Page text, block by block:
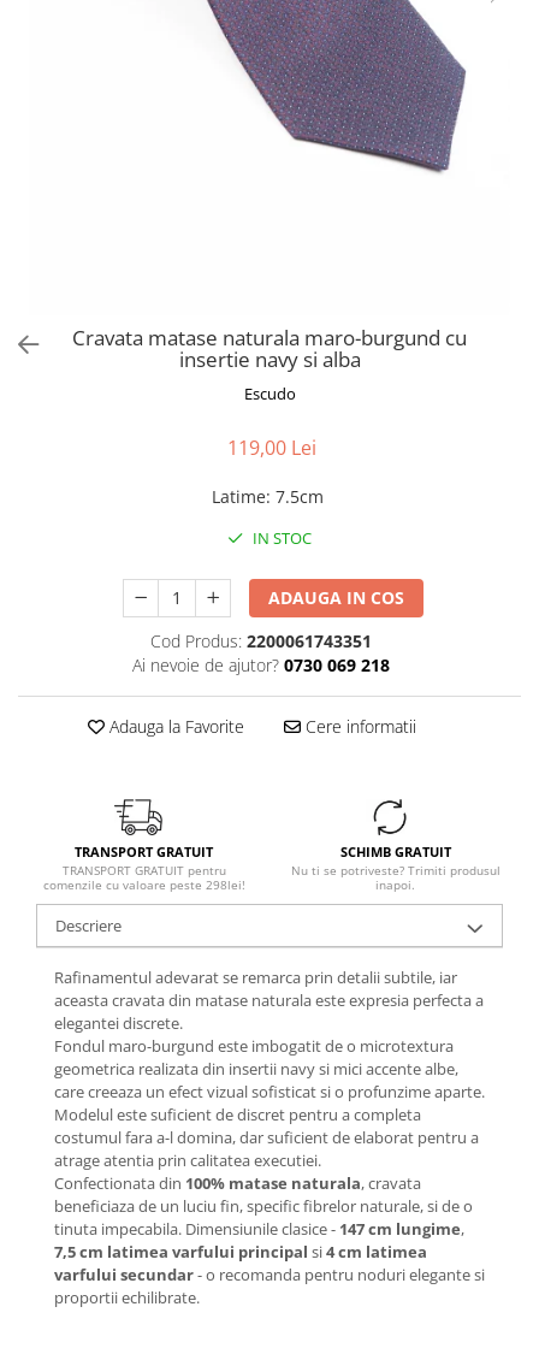
Cravata matase naturala maro-burgund cu
insertie navy si alba
Escudo
119,00 Lei
Latime: 7.5cm
IN STOC
ADAUGA IN COS
Cod Produs: 2200061743351
Ai nevoie de ajutor? 0730 069 218
Adauga la Favorite Cere informatii
TRANSPORT GRATUIT
TRANSPORT GRATUIT pentru
comenzile cu valoare peste 298lei!
SCHIMB GRATUIT
Nu ti se potriveste? Trimiti produsul
inapoi.
Descriere
Rafinamentul adevarat se remarca prin detalii subtile, iar
aceasta cravata din matase naturala este expresia perfecta a
elegantei discrete.
Fondul maro-burgund este imbogatit de o microtextura
geometrica realizata din insertii navy si mici accente albe,
care creeaza un efect vizual sofisticat si o profunzime aparte.
Modelul este suficient de discret pentru a completa
costumul fara a-l domina, dar suficient de elaborat pentru a
atrage atentia prin calitatea executiei.
Confectionata din 100% matase naturala, cravata
beneficiaza de un luciu fin, specific fibrelor naturale, si de o
tinuta impecabila. Dimensiunile clasice - 147 cm lungime,
7,5 cm latimea varfului principal si4 cm latimea
varfului secundar- o recomanda pentru noduri elegante si
proportii echilibrate.